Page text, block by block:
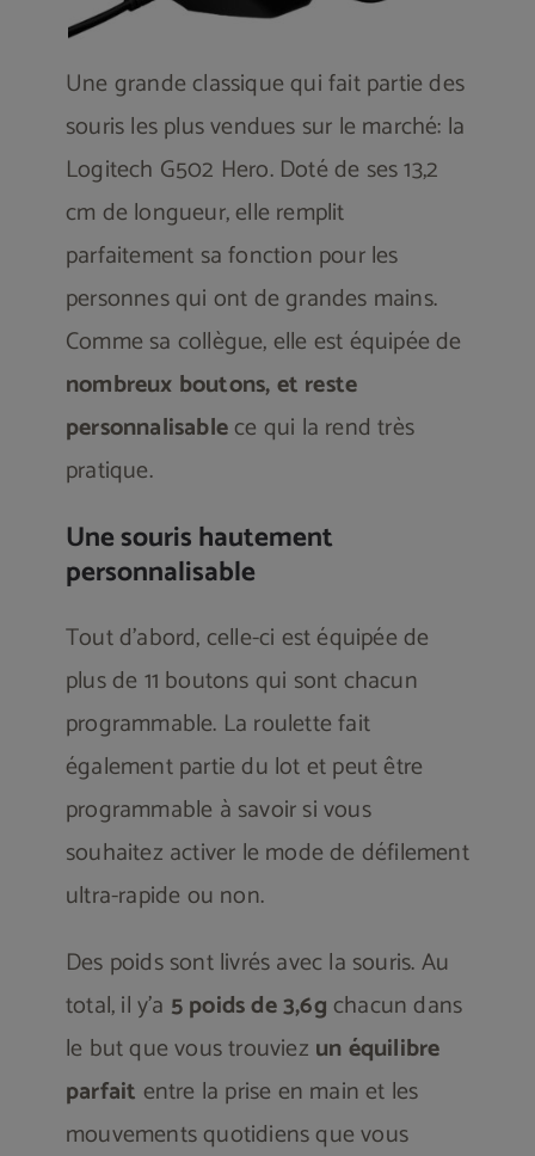
Une grande classique qui fait partie des
souris les plus vendues sur le marché: la
Logitech G502 Hero. Doté de ses 13,2
cm de longueur, elle remplit
parfaitement sa fonction pour les
personnes qui ont de grandes mains.
Comme sa collègue, elle est équipée de
nombreux boutons, et reste
personnalisablece qui la rend très
pratique.
Une souris hautement
personnalisable
Tout d’abord, celle-ci est équipée de
plus de 11 boutons qui sont chacun
programmable. La roulette fait
également partie du lot et peut être
programmable à savoir si vous
souhaitez activer le mode de défilement
ultra-rapide ou non.
Des poids sont livrés avec la souris. Au
total, il y’a 5 poids de 3,6gchacun dans
le but que vous trouviez un équilibre
parfait entre la prise en main et les
mouvements quotidiens que vous